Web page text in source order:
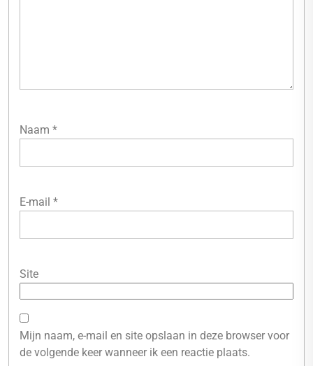
Naam *
E-mail *
Site
Mijn naam, e-mail en site opslaan in deze browser voor
de volgende keer wanneer ik een reactie plaats.